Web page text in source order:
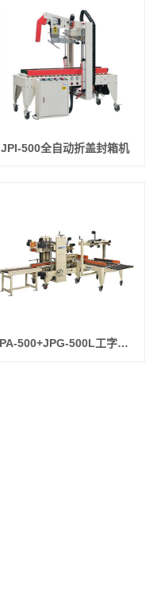
JPI-500全自动折盖封箱机
JPA-500+JPG-500L工字型封箱机